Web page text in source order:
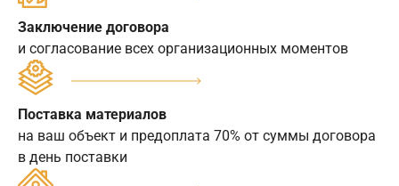
Заключение договора
и согласование всех организационных моментов
Поставка материалов
на ваш объект и предоплата 70% от суммы договора
в день поставки